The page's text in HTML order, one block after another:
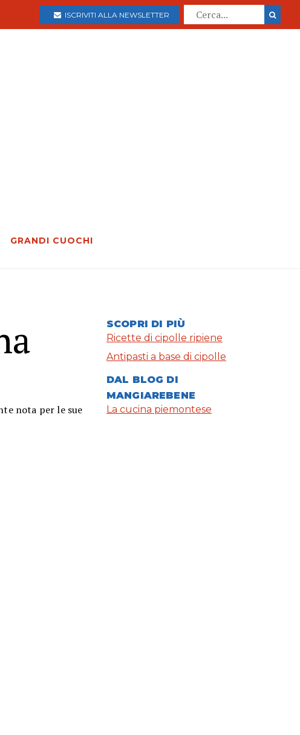
ISCRIVITI ALLA NEWSLETTER
GRANDI CUOCHI
nota per le sue
SCOPRI DI PIÙ
Ricette di cipolle ripiene
Antipasti a base di cipolle
DAL BLOG DI
MANGIAREBENE
La cucina piemontese